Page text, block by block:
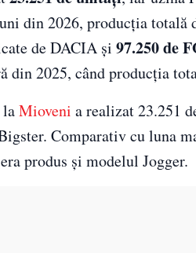
din 2026, producția totală
de DACIA și 97.250 de
din 2025, când producția
Mioveni a realizat 23.251
Comparativ cu luna
produs și modelul Jogger.